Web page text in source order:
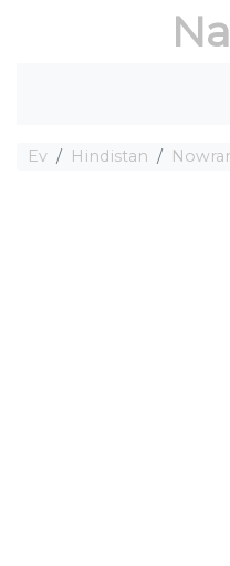
Ev Hindistan